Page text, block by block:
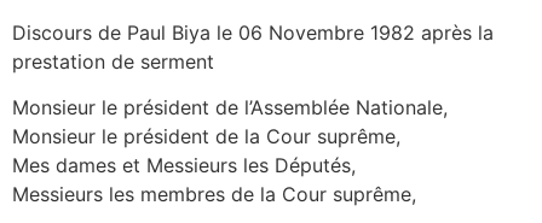
Discours de Paul Biya le 06 Novembre 1982 après la
prestation de serment
Monsieur le président de l’Assemblée Nationale,
Monsieur le président de la Cour suprême,
Mes dames et Messieurs les Députés,
Messieurs les membres de la Cour suprême,